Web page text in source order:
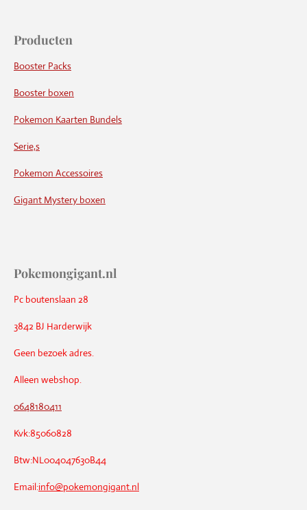
Producten
Booster Packs
Booster boxen
Pokemon Kaarten Bundels
Serie,s
Pokemon Accessoires
Gigant Mystery boxen
Pokemongigant.nl
Pc boutenslaan 28
3842 BJ Harderwijk
Geen bezoek adres.
Alleen webshop.
0648180411
Kvk:85060828
Btw:NL004047630B44
Email:info@pokemongigant.nl